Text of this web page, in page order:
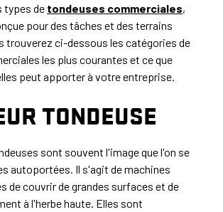
types de tondeuses commerciales,
pour des tâches et des terrains
trouverez ci-dessous les catégories de
les plus courantes et ce que
peut apporter à votre entreprise.
TONDEUSE
sont souvent l'image que l'on se
autoportées. Il s'agit de machines
de couvrir de grandes surfaces et de
à l'herbe haute. Elles sont